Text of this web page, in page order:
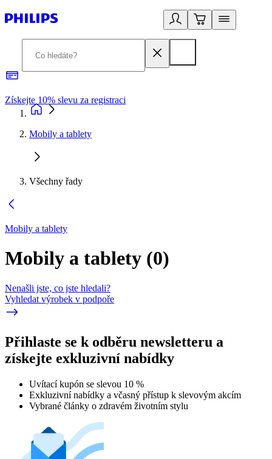
Získejte 10% slevu za registraci
Mobily a tablety
Všechny řady
Mobily a tablety
Mobily a tablety (0)
Nenašli jste, co jste hledali?
Vyhledat výrobek v podpoře
Přihlaste se k odběru newsletteru a
získejte exkluzivní nabídky
Uvítací kupón se slevou 10 %
Exkluzivní nabídky a včasný přístup k slevovým akcím
Vybrané články o zdravém životním stylu